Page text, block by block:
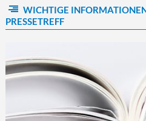
WICHTIGE
PRESSETREFF